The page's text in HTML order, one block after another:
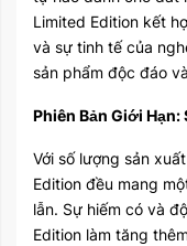
Limited Edition kết
và sự tinh tế của
sản phẩm độc đáo
Phiên Bản Giới
Với số lượng sản
Edition đều mang
lẫn. Sự hiếm có và
Edition làm tăng